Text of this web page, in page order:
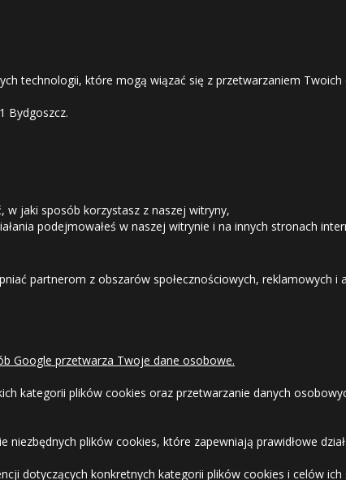
technologii, które mogą wiązać się z przetwarzaniem Twoich
Bydgoszcz.
jaki sposób korzystasz z naszej witryny,
podejmowałeś w naszej witrynie i na innych stronach
partnerom z obszarów społecznościowych, reklamowych i
Google przetwarza Twoje dane osobowe.
kategorii plików cookies oraz przetwarzanie danych
plików cookies, które zapewniają prawidłowe
dotyczących konkretnych kategorii plików cookies i celów ich
umowy
kupić w 24opony.pl